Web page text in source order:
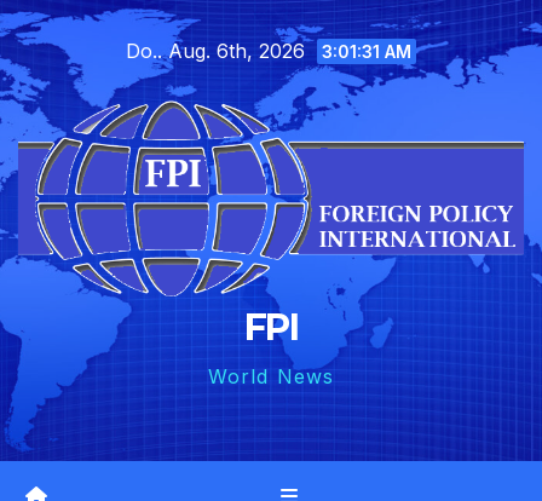
Skip
to
content
Do.. Aug. 6th, 2026 3:01:32 AM
FPI
World News